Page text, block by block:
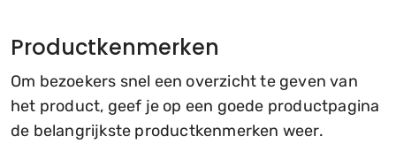
Productkenmerken
Om bezoekers snel een overzicht te geven van
het product, geef je op een goede productpagina
de belangrijkste productkenmerken weer.